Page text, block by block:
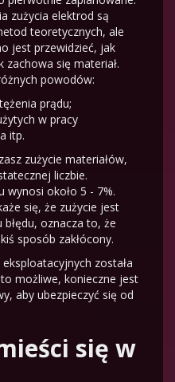
zużycia elektrod są
teoretycznych, ale
jest przewidzieć, jak
zachowa się materiał.
powodów:
prądu;
w pracy
itp.
zużycie materiałów,
liczbie.
wynosi około 5 - 7%.
się, że zużycie jest
oznacza to, że
sposób zakłócony.
została
możliwe, konieczne jest
aby ubezpieczyć się od
się w